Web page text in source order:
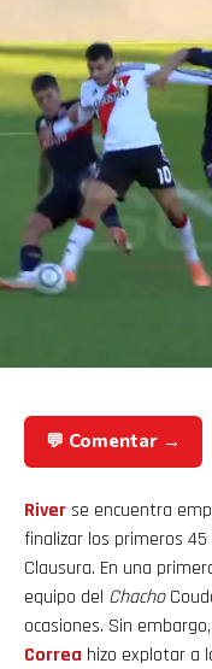
💬 Comentar →
Riverse encuentra
finalizar los primeros
Clausura. En una
equipo del Chacho
ocasiones. Sin
Correa hizo explotar a